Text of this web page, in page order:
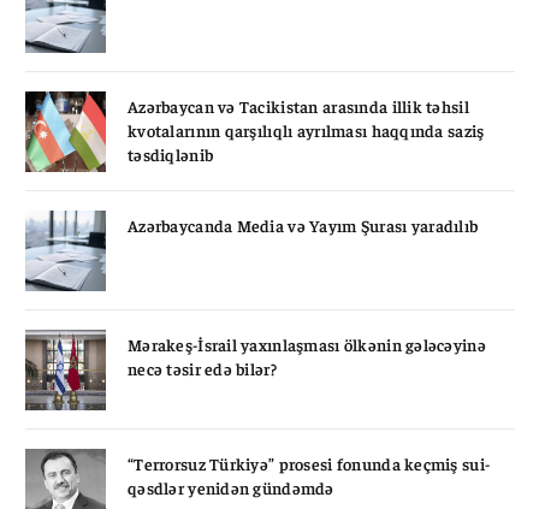
Azərbaycan və Tacikistan arasında illik təhsil
kvotalarının qarşılıqlı ayrılması haqqında saziş
təsdiqlənib
Azərbaycanda Media və Yayım Şurası yaradılıb
Mərakeş-İsrail yaxınlaşması ölkənin gələcəyinə
necə təsir edə bilər?
“Terrorsuz Türkiyə” prosesi fonunda keçmiş sui-
qəsdlər yenidən gündəmdə